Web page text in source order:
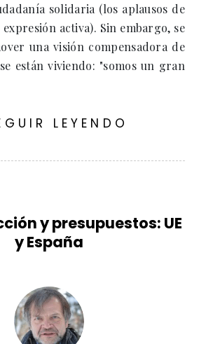
solidaria (los aplausos de
activa). Sin embargo, se
una visión compensadora de
están viviendo: "somos un gran
LEYENDO
y presupuestos: UE
y España